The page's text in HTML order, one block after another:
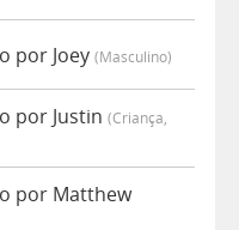
por Joey (masculino)
por Justin (criança,
por Matthew